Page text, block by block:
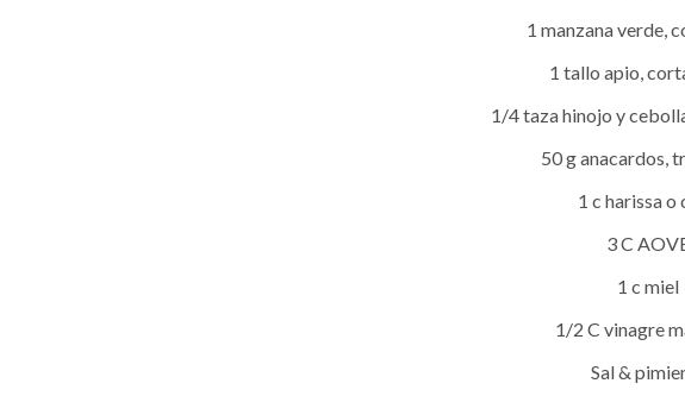
1 manzana verde,
1 tallo apio,
1/4 taza hinojo y
50 g anacardos,
1 c harissa o
3 C
1 c miel
1/2 C vinagre
Sal &